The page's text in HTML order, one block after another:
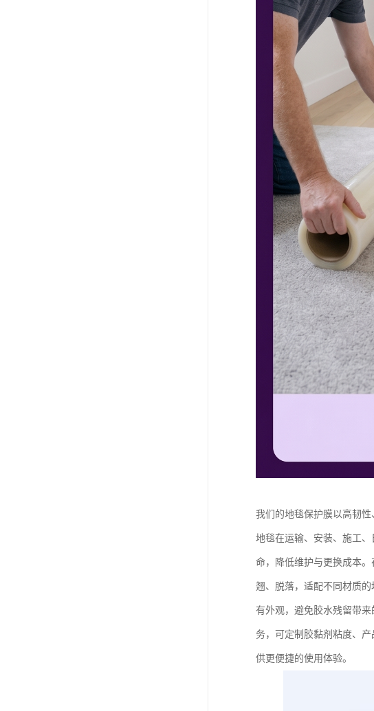
我们的地毯保护膜以高韧
地毯在运输、安装、施工
命，降低维护与更换成本
翘、脱落，适配不同材质
有外观，避免胶水残留带
务，可定制胶黏剂粘度、
供更便捷的使用体验。